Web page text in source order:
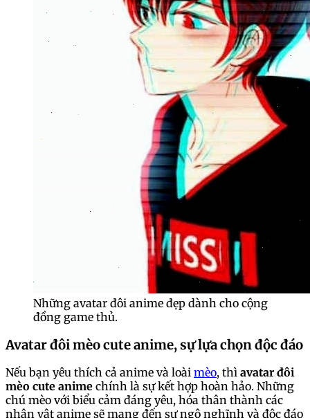
Những avatar đôi anime đẹp dành cho cộng
đồng game thủ.
Avatar đôi mèo cute anime, sự lựa chọn độc đáo
Nếu bạn yêu thích cả anime và loài mèo, thì avatar đôi
mèo cute anime chính là sự kết hợp hoàn hảo. Những
chú mèo với biểu cảm đáng yêu, hóa thân thành các
nhân vật anime sẽ mang đến sự ngộ nghĩnh và độc đáo